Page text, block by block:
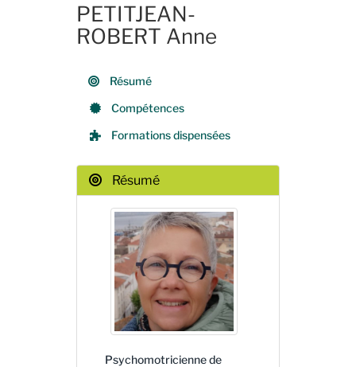
PETITJEAN-
ROBERT Anne
Résumé
Compétences
Formations dispensées
Résumé
Psychomotricienne de